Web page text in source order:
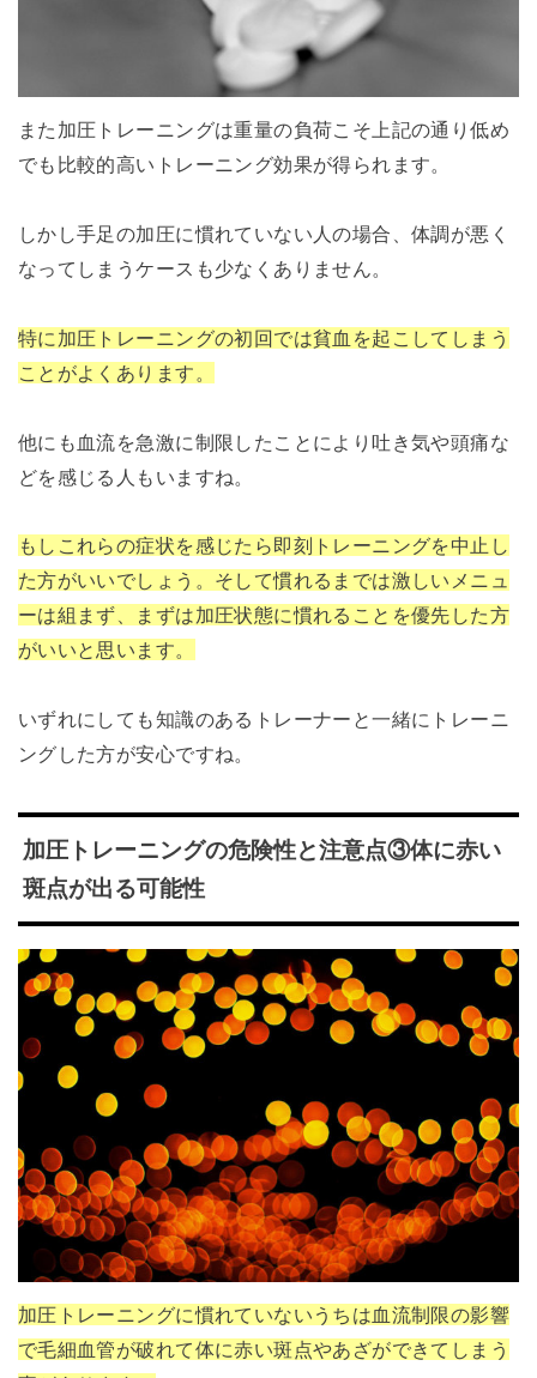
また加圧トレーニングは重量の負荷こそ上記の通り低め
でも比較的高いトレーニング効果が得られます。
しかし手足の加圧に慣れていない人の場合、体調が悪く
なってしまうケースも少なくありません。
特に加圧トレーニングの初回では貧血を起こしてしまう
ことがよくあります。
他にも血流を急激に制限したことにより吐き気や頭痛な
どを感じる人もいますね。
もしこれらの症状を感じたら即刻トレーニングを中止し
た方がいいでしょう。そして慣れるまでは激しいメニュ
ーは組まず、まずは加圧状態に慣れることを優先した方
がいいと思います。
いずれにしても知識のあるトレーナーと一緒にトレーニ
ングした方が安心ですね。
加圧トレーニングの危険性と注意点③体に赤い
斑点が出る可能性
加圧トレーニングに慣れていないうちは血流制限の影響
で毛細血管が破れて体に赤い斑点やあざができてしまう